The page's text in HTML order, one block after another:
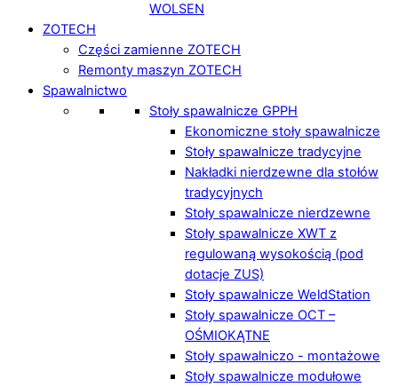
WOLSEN
ZOTECH
Części zamienne ZOTECH
Remonty maszyn ZOTECH
Spawalnictwo
Stoły spawalnicze GPPH
Ekonomiczne stoły spawalnicze
Stoły spawalnicze tradycyjne
Nakładki nierdzewne dla stołów
tradycyjnych
Stoły spawalnicze nierdzewne
Stoły spawalnicze XWT z
regulowaną wysokością (pod
dotacje ZUS)
Stoły spawalnicze WeldStation
Stoły spawalnicze OCT –
OŚMIOKĄTNE
Stoły spawalniczo - montażowe
Stoły spawalnicze modułowe